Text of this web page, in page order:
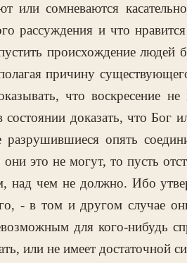
или сомневаются
рассуждения и что
происхождение людей
причину
что воскресение
состоянии доказать, что Бог
опять
это не могут, то пусть
над чем не должно. Ибо
- в том и другом случае
для кого-нибудь
или не имеет